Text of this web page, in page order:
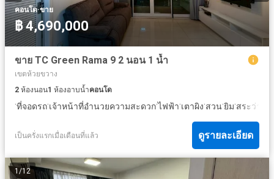
คอนโด·ขาย
฿ 4,690,000
ขาย TC Green Rama 9 2 นอน 1 น้ำ
เขตห้วยขวาง
2 ห้องนอน1 ห้องอาบน้ำคอนโด
·ที่จอดรถ·เจ้าหน้าที่อำนวยความสะดวก·ไฟฟ้า·เตาผิง·สวน·ยิม·สระว่ายน้
เป็นครั่งแรกเมื่อเดือนที่แล้ว ดูรายละเอียด
1 /12